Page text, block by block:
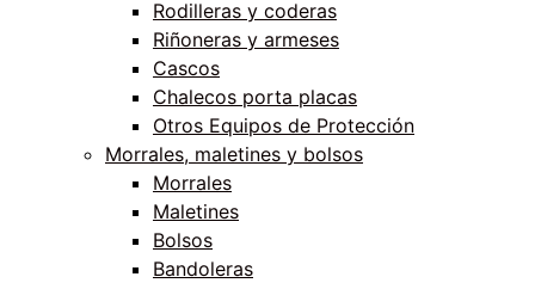
Rodilleras y coderas
Riñoneras y armeses
Cascos
Chalecos porta placas
Otros Equipos de Protección
Morrales, maletines y bolsos
Morrales
Maletines
Bolsos
Bandoleras